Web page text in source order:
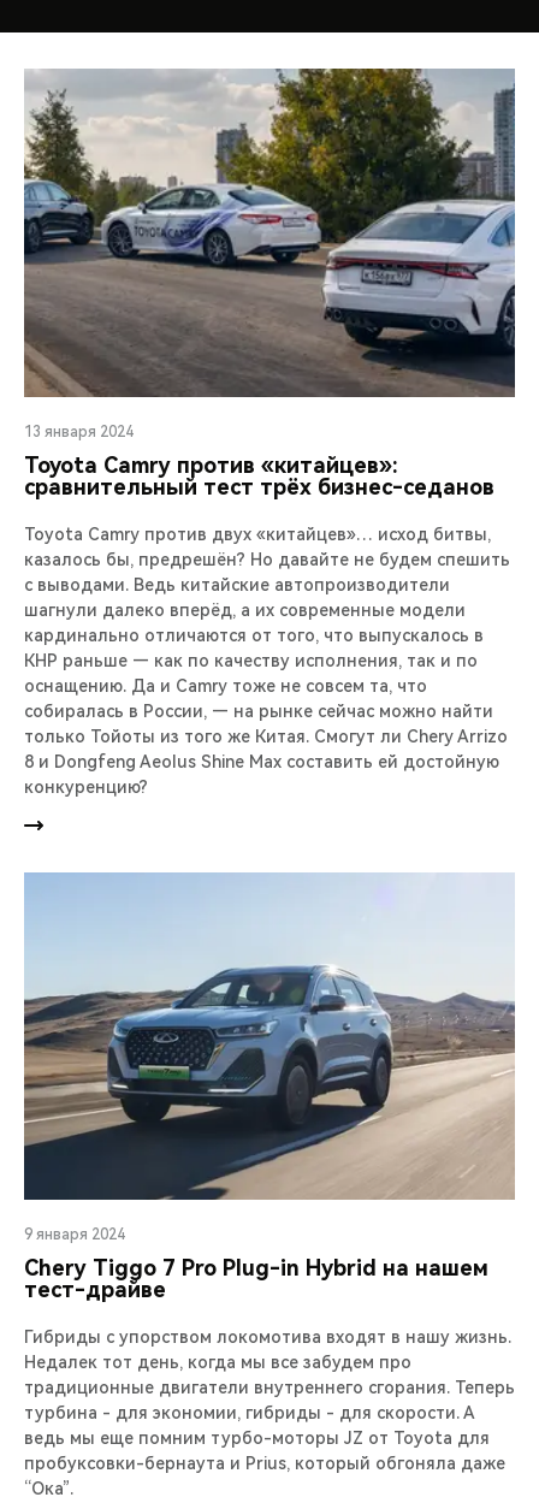
13 января 2024
Toyota Camry против «китайцев»:
сравнительный тест трёх бизнес-седанов
Toyota Camry против двух «китайцев»… исход битвы,
казалось бы, предрешён? Но давайте не будем спешить
с выводами. Ведь китайские автопроизводители
шагнули далеко вперёд, а их современные модели
кардинально отличаются от того, что выпускалось в
КНР раньше — как по качеству исполнения, так и по
оснащению. Да и Camry тоже не совсем та, что
собиралась в России, — на рынке сейчас можно найти
только Тойоты из того же Китая. Смогут ли Chery Arrizo
8 и Dongfeng Aeolus Shine Max составить ей достойную
конкуренцию?
9 января 2024
Chery Тiggo 7 Pro Plug-in Hybrid на нашем
тест-драйве
Гибриды с упорством локомотива входят в нашу жизнь.
Недалек тот день, когда мы все забудем про
традиционные двигатели внутреннего сгорания. Теперь
турбина - для экономии, гибриды - для скорости. А
ведь мы еще помним турбо-моторы JZ от Toyota для
пробуксовки-бернаута и Prius, который обгоняла даже
“Ока”.